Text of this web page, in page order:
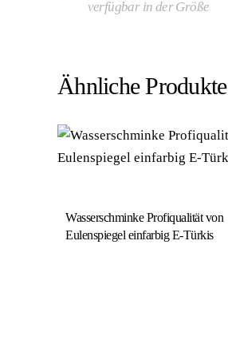
verfügbar in der Größe
Ähnliche Produkte
Wasserschminke Profiqualität von
Eulenspiegel einfarbig E-Türkis